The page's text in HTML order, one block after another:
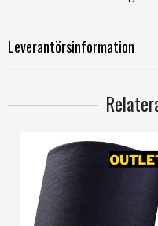
Leverantörsinformation